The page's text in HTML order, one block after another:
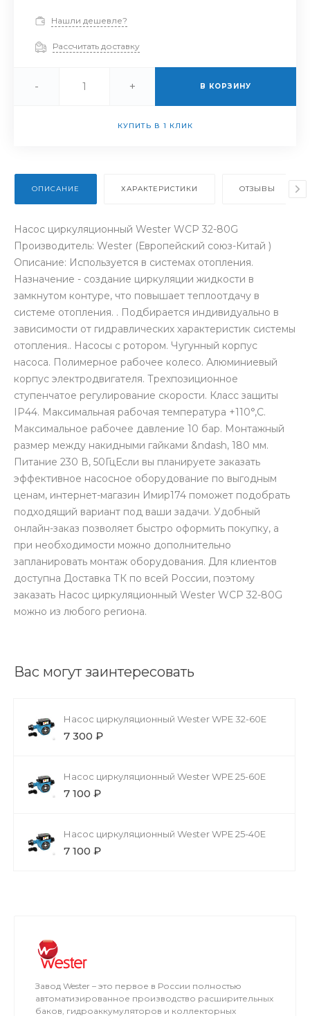
Нашли дешевле?
Рассчитать доставку
- + В КОРЗИНУ
КУПИТЬ В 1 КЛИК
ОПИСАНИЕ ХАРАКТЕРИСТИКИ ОТЗЫВЫ
Насос циркуляционный Wester WCP 32-80G
Производитель: Wester (Европейский союз-Китай )
Описание: Используется в системах отопления.
Назначение - создание циркуляции жидкости в
замкнутом контуре, что повышает теплоотдачу в
системе отопления. . Подбирается индивидуально в
зависимости от гидравлических характеристик системы
отопления.. Насосы с ротором. Чугунный корпус
насоса. Полимерное рабочее колесо. Алюминиевый
корпус электродвигателя. Трехпозиционное
ступенчатое регулирование скорости. Класс защиты
IP44. Максимальная рабочая температура +110°,C.
Максимальное рабочее давление 10 бар. Монтажный
размер между накидными гайками &ndash, 180 мм.
Питание 230 В, 50ГцЕсли вы планируете заказать
эффективное насосное оборудование по выгодным
ценам, интернет-магазин Имир174 поможет подобрать
подходящий вариант под ваши задачи. Удобный
онлайн-заказ позволяет быстро оформить покупку, а
при необходимости можно дополнительно
запланировать монтаж оборудования. Для клиентов
доступна Доставка ТК по всей России, поэтому
заказать Насос циркуляционный Wester WCP 32-80G
можно из любого региона.
Вас могут заинтересовать
Насос циркуляционный Wester WPE 32-60Е
7 300 ₽
Насос циркуляционный Wester WPE 25-60Е
7 100 ₽
Насос циркуляционный Wester WPE 25-40Е
7 100 ₽
Завод Wester – это первое в России полностью
автоматизированное производство расширительных
баков, гидроаккумуляторов и коллекторных